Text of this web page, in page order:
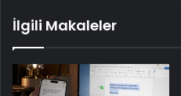
İlgili Makaleler